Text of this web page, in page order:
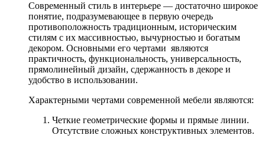
Современный стиль в интерьере — достаточно широкое
понятие, подразумевающее в первую очередь
противоположность традиционным, историческим
стилям с их массивностью, вычурностью и богатым
декором. Основными его чертами являются
практичность, функциональность, универсальность,
прямолинейный дизайн, сдержанность в декоре и
удобство в использовании.
Характерными чертами современной мебели являются:
Четкие геометрические формы и прямые линии.
Отсутствие сложных конструктивных элементов.